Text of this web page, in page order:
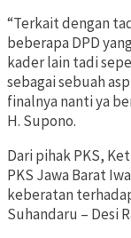
“Terkait dengan
beberapa DPD
kader lain tadi
sebagai sebuah
finalnya nanti ya
H. Supono.
Dari pihak PKS,
PKS Jawa Barat
keberatan
Suhandaru – Desi